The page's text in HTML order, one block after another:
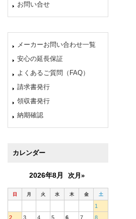
お問い合せ
メーカーお問い合わせ一覧
安心の延長保証
よくあるご質問（FAQ）
請求書発行
領収書発行
納期確認
カレンダー
2026年8月 次月»
日 月 火 水 木 金 土
1
2
3 4 5 6 7
8